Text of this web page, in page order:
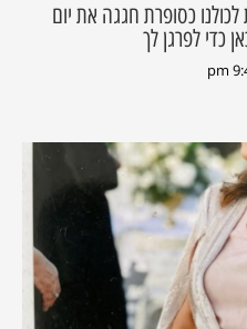
כסופרת חגגה את יום
כדי לפרגן לך